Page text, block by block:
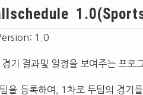
1.0
기 결과및 일정을 보여주는 프로
을 등록하여, 1차로 두팀의 경기